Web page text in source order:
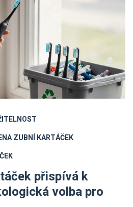
ZUBNÍ KARTÁČEK
přispívá k
volba pro